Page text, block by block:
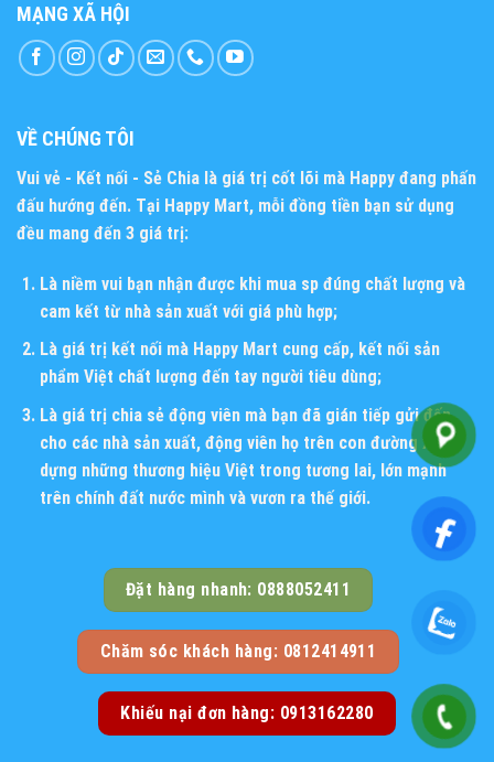
MẠNG XÃ HỘI
VỀ CHÚNG TÔI
Vui vẻ - Kết nối - Sẻ Chia là giá trị cốt lõi mà Happy đang phấn
đấu hướng đến. Tại Happy Mart, mỗi đồng tiền bạn sử dụng
đều mang đến 3 giá trị:
Là niềm vui bạn nhận được khi mua sp đúng chất lượng và
cam kết từ nhà sản xuất với giá phù hợp;
Là giá trị kết nối mà Happy Mart cung cấp, kết nối sản
phẩm Việt chất lượng đến tay người tiêu dùng;
Là giá trị chia sẻ động viên mà bạn đã gián tiếp gửi đến
cho các nhà sản xuất, động viên họ trên con đường xây
dựng những thương hiệu Việt trong tương lai, lớn mạnh
trên chính đất nước mình và vươn ra thế giới.
Đặt hàng nhanh: 0888052411
Chăm sóc khách hàng: 0812414911
Khiếu nại đơn hàng: 0913162280